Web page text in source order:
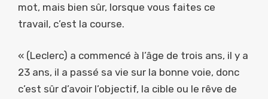
mot, mais bien sûr, lorsque vous faites ce
travail, c’est la course.
« (Leclerc) a commencé à l’âge de trois ans, il y a
23 ans, il a passé sa vie sur la bonne voie, donc
c’est sûr d’avoir l’objectif, la cible ou le rêve de